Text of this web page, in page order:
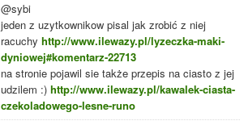
@sybi
jeden z uzytkownikow pisal jak zrobić z niej
racuchy http://www.ilewazy.pl/lyzeczka-maki-
dyniowej#komentarz-22713
na stronie pojawil sie także przepis na ciasto z jej
udzilem :) http://www.ilewazy.pl/kawalek-ciasta-
czekoladowego-lesne-runo